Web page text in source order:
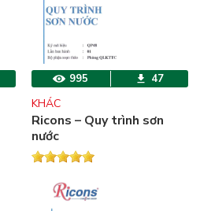
995 47
KHÁC
Ricons – Quy trình sơn
nước